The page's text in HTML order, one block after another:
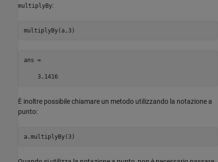
multiplyBy:
multiplyBy(a,3)
ans =
    3.1416
È inoltre possibile chiamare un metodo utilizzando la notazione a
punto:
a.multiplyBy(3)